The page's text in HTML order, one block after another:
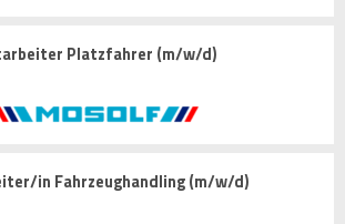
Platzfahrer (m/w/d)
in Fahrzeughandling (m/w/d)